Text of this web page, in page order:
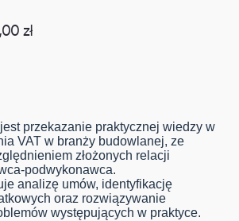
zł
przekazanie praktycznej wiedzy w
VAT w branży budowlanej, ze
złożonych relacji
podwykonawca.
analizę umów, identyfikację
oraz rozwiązywanie
występujących w praktyce.